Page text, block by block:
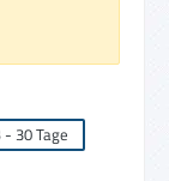
- 30 Tage